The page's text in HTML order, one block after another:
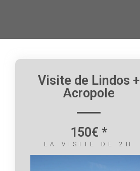
Visite de Lindos +
Acropole
150€ *
LA VISITE DE 2H